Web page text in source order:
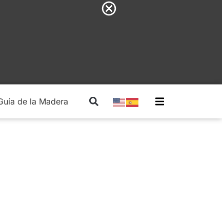
de la Madera